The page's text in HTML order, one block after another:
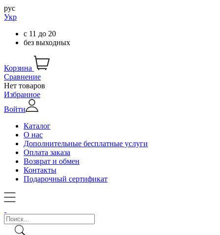
рус
Укр
с 11 до 20
без выходных
Корзина
Сравнение
Нет товаров
Избранное
Войти
Каталог
О нас
Дополнительные бесплатные услуги
Оплата заказа
Возврат и обмен
Контакты
Подарочный сертификат